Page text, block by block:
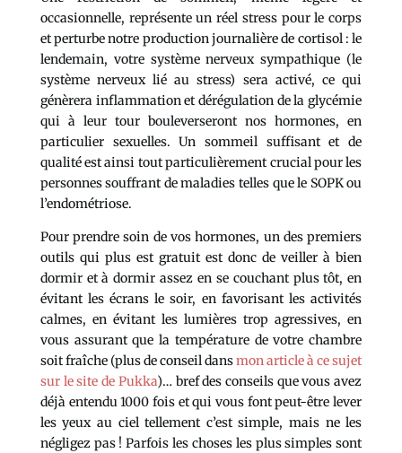
occasionnelle, représente un réel stress pour le corps
et perturbe notre production journalière de cortisol : le
lendemain, votre système nerveux sympathique (le
système nerveux lié au stress) sera activé, ce qui
génèrera inflammation et dérégulation de la glycémie
qui à leur tour bouleverseront nos hormones, en
particulier sexuelles. Un sommeil suffisant et de
qualité est ainsi tout particulièrement crucial pour les
personnes souffrant de maladies telles que le SOPK ou
l’endométriose.
Pour prendre soin de vos hormones, un des premiers
outils qui plus est gratuit est donc de veiller à bien
dormir et à dormir assez en se couchant plus tôt, en
évitant les écrans le soir, en favorisant les activités
calmes, en évitant les lumières trop agressives, en
vous assurant que la température de votre chambre
soit fraîche (plus de conseil dansmon article à ce sujet
sur le site de Pukka)… bref des conseils que vous avez
déjà entendu 1000 fois et qui vous font peut-être lever
les yeux au ciel tellement c’est simple, mais ne les
négligez pas ! Parfois les choses les plus simples sont